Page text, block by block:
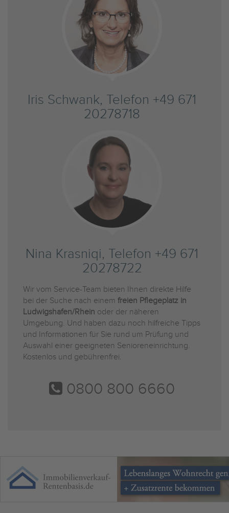
Iris Schwank, Telefon +49 671
20278718
Nina Krasniqi, Telefon +49 671
20278722
Wir vom Service-Team bieten Ihnen direkte Hilfe
bei der Suche nach einem freien Pflegeplatz in
Ludwigshafen/Rhein oder der näheren
Umgebung. Und haben dazu noch hilfreiche Tipps
und Informationen für Sie rund um Prüfung und
Auswahl einer geeigneten Senioreneinrichtung.
Kostenlos und gebührenfrei.
0800 800 6660